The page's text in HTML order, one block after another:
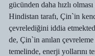
gücünden daha hızlı
Hindistan tarafı, Çin`in
çevrelediğini iddia
de, Çin`in anılan çevreleme
temelinde, enerji yollarını